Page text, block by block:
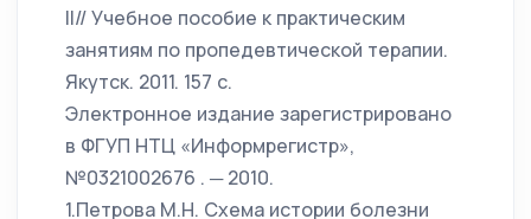
II// Учебное пособие к практическим
занятиям по пропедевтической терапии.
Якутск. 2011. 157 с.
Электронное издание зарегистрировано
в ФГУП НТЦ «Информрегистр»,
№0321002676 . ─ 2010.
1.Петрова М.Н. Схема истории болезни